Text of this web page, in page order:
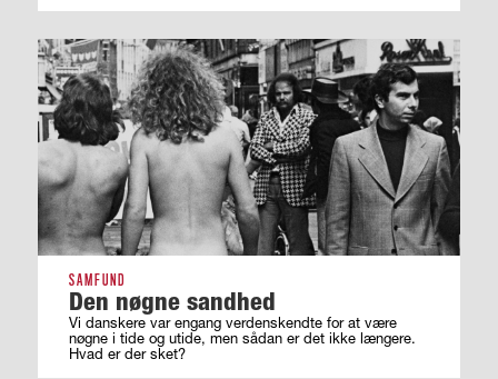
SAMFUND
Den nøgne sandhed
Vi danskere var engang verdenskendte for at være
nøgne i tide og utide, men sådan er det ikke længere.
Hvad er der sket?